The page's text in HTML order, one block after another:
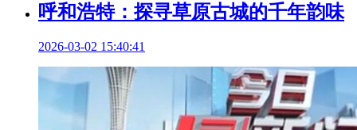
呼和浩特：探寻草原古城的千年韵味
2026-03-02 15:40:41